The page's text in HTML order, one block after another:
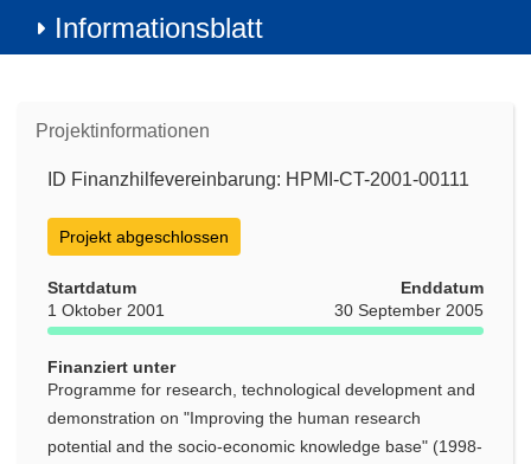
Informationsblatt
Projektinformationen
ID Finanzhilfevereinbarung: HPMI-CT-2001-00111
Projekt abgeschlossen
Startdatum
1 Oktober 2001
Enddatum
30 September 2005
Finanziert unter
Programme for research, technological development and
demonstration on "Improving the human research
potential and the socio-economic knowledge base" (1998-